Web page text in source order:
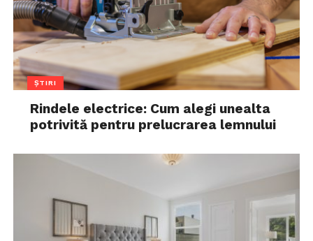
ȘTIRI
Rindele electrice: Cum alegi unealta
potrivită pentru prelucrarea lemnului